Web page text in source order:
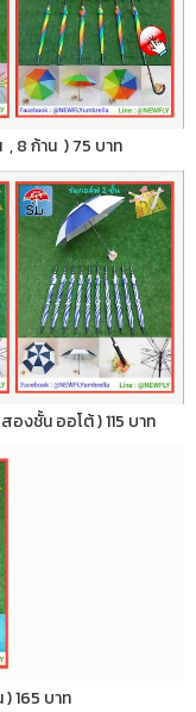
, 8 ก้าน ) 75 บาท
งชั้น ออโต้ ) 115 บาท
165 บาท